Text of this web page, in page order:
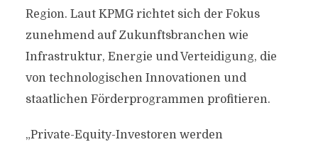
Region. Laut KPMG richtet sich der Fokus
zunehmend auf Zukunftsbranchen wie
Infrastruktur, Energie und Verteidigung, die
von technologischen Innovationen und
staatlichen Förderprogrammen profitieren.
„Private-Equity-Investoren werden